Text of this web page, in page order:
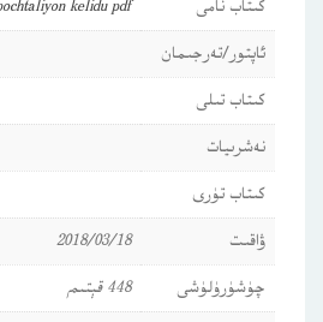
كىتاب نامى
kelidu pdf
ئاپتور/تەرجىمان
كىتاب تىلى
نەشرىيات
كىتاب تۈرى
ۋاقىت
2018/03/18
چۈشۈرۈلۈشى
448 قېتىم